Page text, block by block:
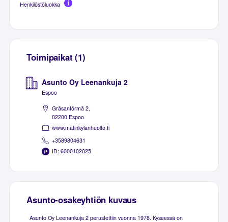
Henkilöstöluokka
Toimipaikat (1)
Asunto Oy Leenankuja 2
Espoo
Gräsantörmä 2,
02200 Espoo
www.matinkylanhuolto.fi
+3589804631
ID: 6000102025
Asunto-osakeyhtiön kuvaus
Asunto Oy Leenankuja 2 perustettiin vuonna 1978. Kyseessä on